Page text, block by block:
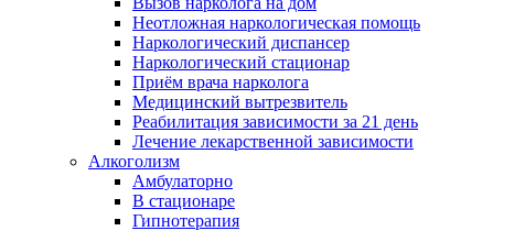
Неотложная наркологическая помощь
Наркологический диспансер
Наркологический стационар
Приём врача нарколога
Медицинский вытрезвитель
Реабилитация зависимости за 21 день
Лечение лекарственной зависимости
Алкоголизм
Амбулаторно
В стационаре
Гипнотерапия